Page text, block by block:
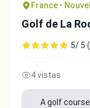
France •
Golf de La
5/ 5
4 vistas
A golf